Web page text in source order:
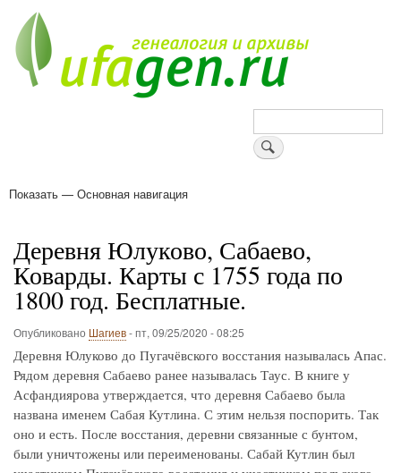
основному
содержанию
Поиск
Основная
Показать — Основная навигация
Деревня Юлуково, Сабаево,
Коварды. Карты с 1755 года по
1800 год. Бесплатные.
Опубликовано Шагиев-пт, 09/25/2020 - 08:25
Деревня Юлуково до Пугачёвского восстания называлась Апас.
Рядом деревня Сабаево ранее называлась Таус. В книге у
Асфандиярова утверждается, что деревня Сабаево была
названа именем Сабая Кутлина. С этим нельзя поспорить. Так
оно и есть. После восстания, деревни связанные с бунтом,
были уничтожены или переименованы. Сабай Кутлин был